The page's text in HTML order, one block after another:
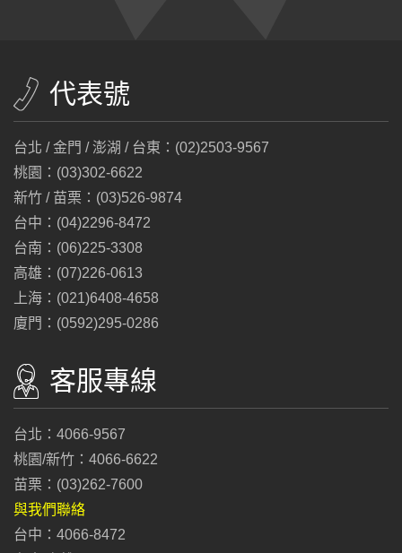
代表號
台北 / 金門 / 澎湖 / 台東：(02)2503-9567
桃園：(03)302-6622
新竹 / 苗栗：(03)526-9874
台中：(04)2296-8472
台南：(06)225-3308
高雄：(07)226-0613
上海：(021)6408-4658
廈門：(0592)295-0286
客服專線
台北：4066-9567
桃園/新竹：4066-6622
苗栗：(03)262-7600
與我們聯絡
台中：4066-8472